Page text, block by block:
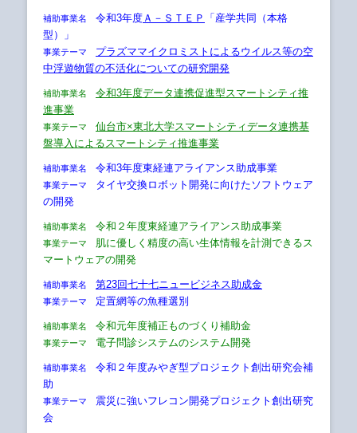
補助事業名 令和3年度 Ａ－ＳＴＥＰ
「産学共同（本格
型）」
事業テーマ プラズママイクロミストによるウイルス等の空
中浮遊物質の不活化についての研究開発
補助事業名 令和3年度データ連携促進型スマートシティ推
進事業
事業テーマ 仙台市×東北大学スマートシティデータ連携基
盤導入によるスマートシティ推進事業
補助事業名 令和3年度東経連アライアンス助成事業
事業テーマ タイヤ交換ロボット開発に向けたソフトウェア
の開発
補助事業名 令和２年度東経連アライアンス助成事業
事業テーマ 肌に優しく精度の高い生体情報を計測できるス
マートウェアの開発
補助事業名 第23回七十七ニュービジネス助成金
事業テーマ 定置網等の魚種選別
補助事業名 令和元年度補正ものづくり補助金
事業テーマ 電子問診システムのシステム開発
補助事業名 令和２年度みやぎ型プロジェクト創出研究会補
助
事業テーマ 震災に強いフレコン開発プロジェクト創出研究
会